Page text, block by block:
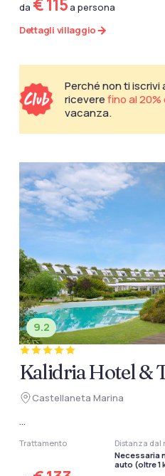
da
a persona
Dettagli villaggio
Perché non ti iscrivi
riceverefino al
vacanza.
9.2
Kalidria Hotel &
Castellaneta Marina
...
Trattamento
Distanza dal
Necessaria
auto (oltre 1